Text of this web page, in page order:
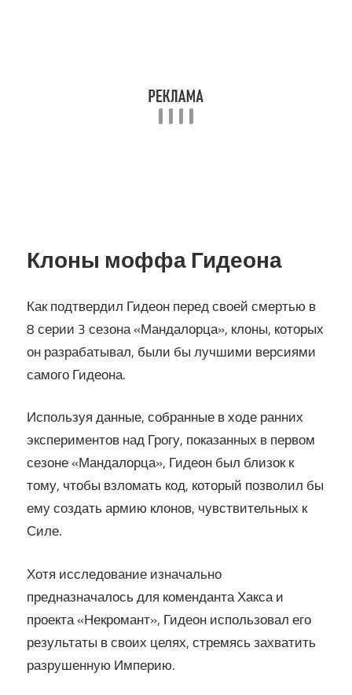
Клоны моффа Гидеона
Как подтвердил Гидеон перед своей смертью в
8 серии 3 сезона «Мандалорца», клоны, которых
он разрабатывал, были бы лучшими версиями
самого Гидеона.
Используя данные, собранные в ходе ранних
экспериментов над Грогу, показанных в первом
сезоне «Мандалорца», Гидеон был близок к
тому, чтобы взломать код, который позволил бы
ему создать армию клонов, чувствительных к
Силе.
Хотя исследование изначально
предназначалось для коменданта Хакса и
проекта «Некромант», Гидеон использовал его
результаты в своих целях, стремясь захватить
разрушенную Империю.